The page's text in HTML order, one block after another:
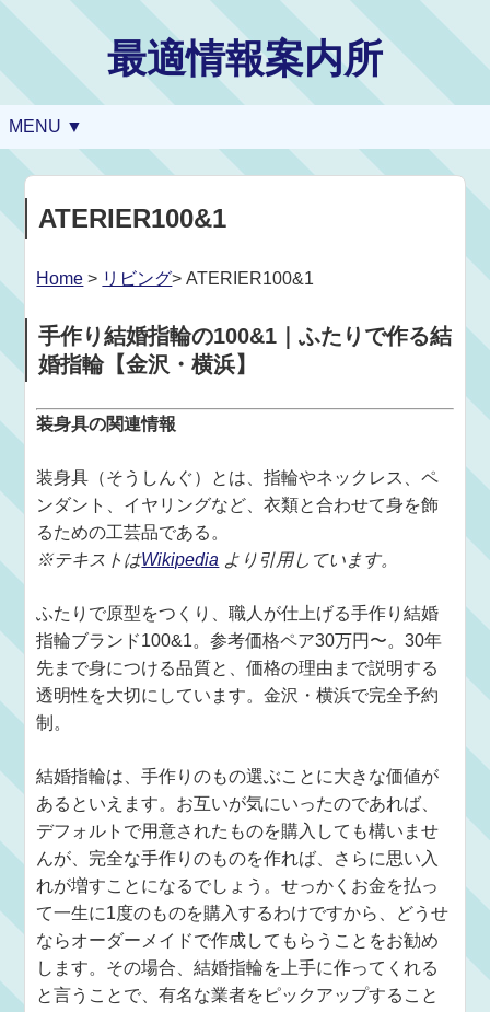
最適情報案内所
MENU ▼
ATERIER100&1
Home > リビング> ATERIER100&1
手作り結婚指輪の100&1｜ふたりで作る結
婚指輪【金沢・横浜】
装身具の関連情報
装身具（そうしんぐ）とは、指輪やネックレス、ペ
ンダント、イヤリングなど、衣類と合わせて身を飾
るための工芸品である。
※テキストはWikipedia より引用しています。
ふたりで原型をつくり、職人が仕上げる手作り結婚
指輪ブランド100&1。参考価格ペア30万円〜。30年
先まで身につける品質と、価格の理由まで説明する
透明性を大切にしています。金沢・横浜で完全予約
制。
結婚指輪は、手作りのもの選ぶことに大きな価値が
あるといえます。お互いが気にいったのであれば、
デフォルトで用意されたものを購入しても構いませ
んが、完全な手作りのものを作れば、さらに思い入
れが増すことになるでしょう。せっかくお金を払っ
て一生に1度のものを購入するわけですから、どうせ
ならオーダーメイドで作成してもらうことをお勧め
します。その場合、結婚指輪を上手に作ってくれる
と言うことで、有名な業者をピックアップすること